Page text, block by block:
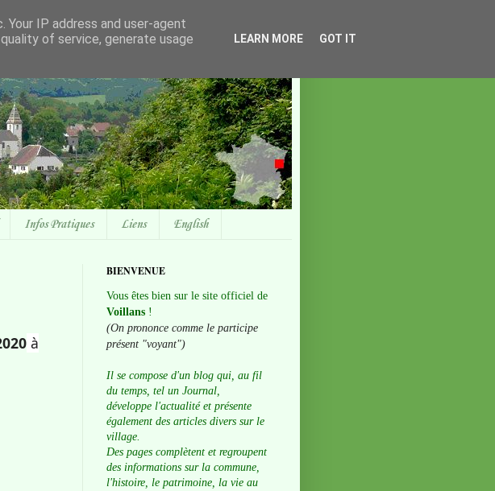
Infos Pratiques Liens English
à
BIENVENUE
Vous êtes bien sur le site officiel de
Voillans !
(On prononce comme le participe
présent "voyant")
Il se compose d'un blog qui, au fil
du temps, tel un Journal,
développe l'actualité et présente
également des articles divers sur le
village.
Des pages complètent et regroupent
des informations sur la commune,
l'histoire, le patrimoine, la vie au
IP address and user-agent
of service, generate usage
LEARN MORE GOT IT